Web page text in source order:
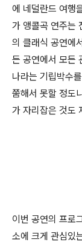
에 네덜란드 여행
가 앵콜곡 연주는
의 클래식 공연에
든 공연에서 모든
나라는 기립박수
쭘해서 못할 정도
가 자리잡은 것도
이번 공연의 프로
소에 크게 관심있